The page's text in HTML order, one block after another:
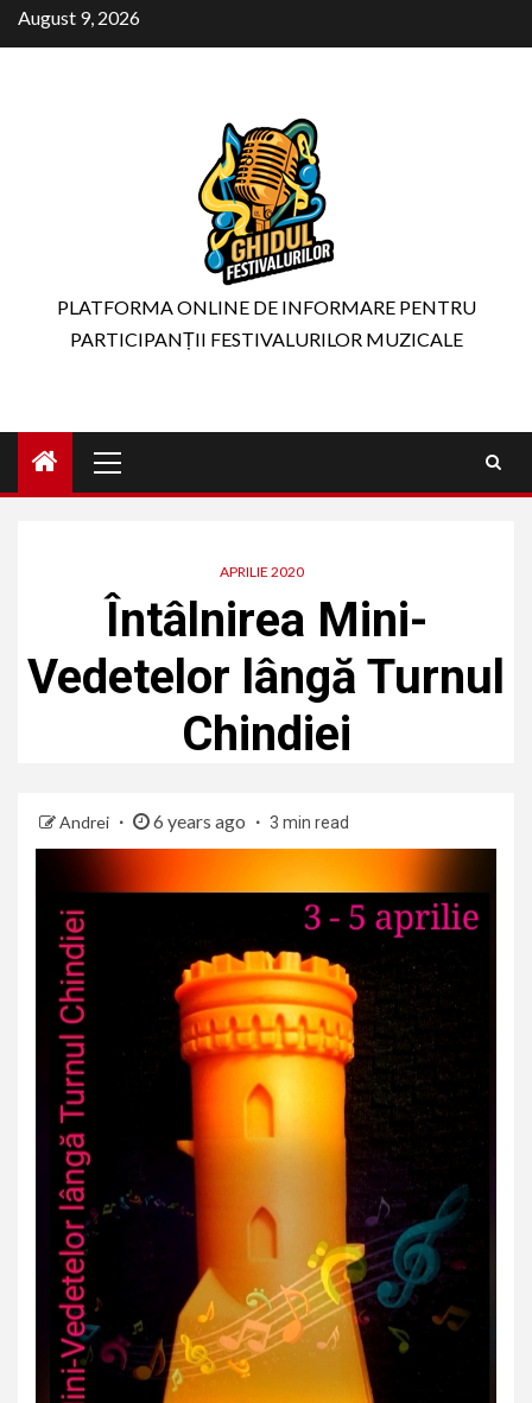
Skip
to
August 9, 2026
PLATFORMA ONLINE DE INFORMARE PENTRU
PARTICIPANȚII FESTIVALURILOR MUZICALE
Menu
APRILIE 2020
Întâlnirea Mini-
Vedetelor lângă Turnul
Chindiei
Andrei 6 years ago 3 min read